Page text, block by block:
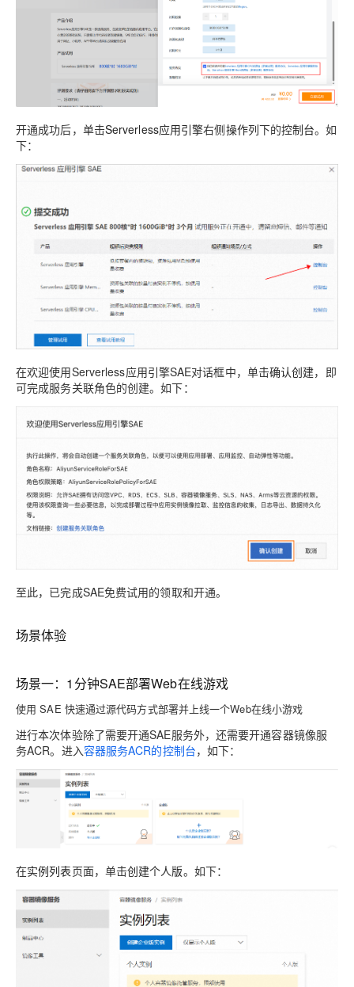
开通成功后，单击Serverless应用引擎右侧操作列下的控制台。如
下：
在欢迎使用Serverless应用引擎SAE对话框中，单击确认创建，即
可完成服务关联角色的创建。如下：
至此，已完成SAE免费试用的领取和开通。
场景体验
场景一：1分钟SAE部署Web在线游戏
使用 SAE 快速通过源代码方式部署并上线一个Web在线小游戏
进行本次体验除了需要开通SAE服务外，还需要开通容器镜像服
务ACR。进入容器服务ACR的控制台，如下：
在实例列表页面，单击创建个人版。如下：